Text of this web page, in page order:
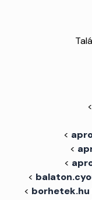
<
<
<
<
<
< borhetek.hu